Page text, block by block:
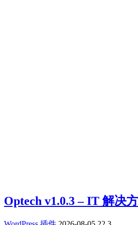
Optech v1.0.3 – IT 解决